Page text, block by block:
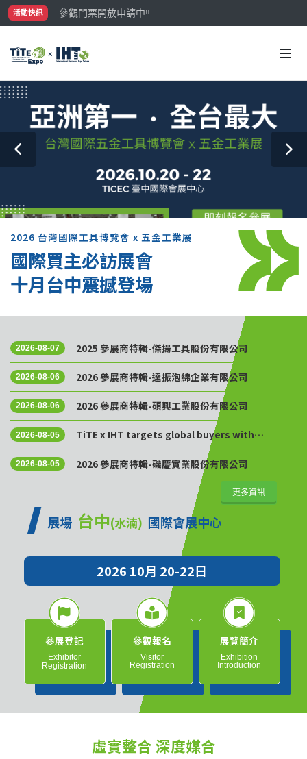
活動快訊
參觀門票開放申請中‼️
最大規模台灣五金展TiTE x IHT，2026/10/20-22與您在臺
2026 台灣國際工具博覽會 x 五金工業展
國際買主必訪展會
十月台中震撼登場
2026-08-07 2025 參展商特輯-傑揚工具股份有限公司
2026-08-06 2026 參展商特輯-達振泡綿企業有限公司
2026-08-06 2026 參展商特輯-碩興工業股份有限公司
2026-08-05
TiTE x IHT targets global buyers with
Golden Sourcing Week
2026-08-05 2026 參展商特輯-磯慶實業股份有限公司
更多資訊
展場 台中(水湳) 國際會展中心
2026 10月 20-22日
參展登記
Exhibitor
Registration
參觀報名
Visitor
Registration
展覽簡介
Exhibition
Introduction
虛實整合 深度媒合